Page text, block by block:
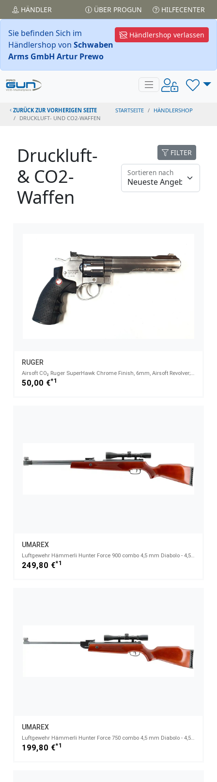
HÄNDLER ÜBER PROGUN HILFECENTER
Händlershop verlassen
Sie befinden Sich im
Händlershop von Schwaben
Arms GmbH Artur Prewo
ZURÜCK ZUR VORHERIGEN SEITE STARTSEITE
HÄNDLERSHOP
DRUCKLUFT- UND CO2-WAFFEN
Druckluft-
& CO2-
Waffen
FILTER
Sortieren nach
RUGER
Airsoft CO₂ Ruger SuperHawk Chrome Finish, 6mm, Airsoft Revolver; F im Fünfeck - Defekt
50,00 €*1
UMAREX
Luftgewehr Hämmerli Hunter Force 900 combo 4,5 mm Diabolo - 4,5mm Diabolo
249,80 €*1
UMAREX
Luftgewehr Hämmerli Hunter Force 750 combo 4,5 mm Diabolo - 4,5mm Diabolo
199,80 €*1